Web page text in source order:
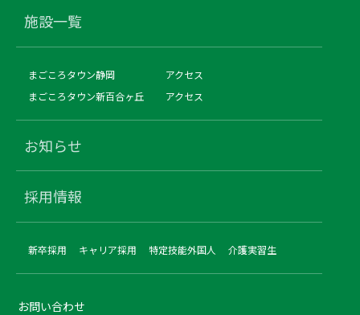
施設一覧
まごころタウン静岡
アクセス
まごころタウン新百合ヶ丘
アクセス
お知らせ
採用情報
新卒採用 キャリア採用 特定技能外国人 介護実習生
お問い合わせ